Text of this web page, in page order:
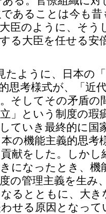
あることは今も
臣のように、そう
る大臣を任せる安
たように、日本の
思考様式が、「近
そしてその矛盾の
」という制度の瑕
ていき最終的に国
の機能主義的思考
献をした。しかし
になったとき、機
の管理主義を生み
るとともに、大き
せる原因となっ